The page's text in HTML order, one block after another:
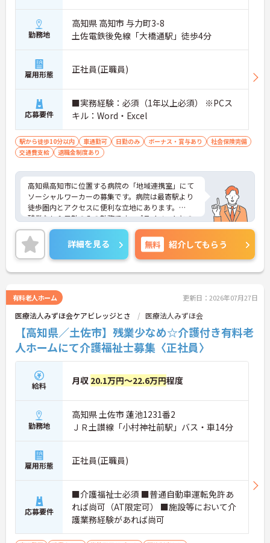
勤務地
高知県 高知市 与力町3-8
土佐電鉄後免線「大橋通駅」徒歩4分
雇用形態 正社員(正職員)
応募要件
■実務経験：必須（1年以上必須） ※PCス
キル：Word・Excel
駅から徒歩10分以内 車通勤可 日勤のみ ボーナス・賞与あり
社会保険完備
交通費支給
退職金制度あり
高知県高知市に位置する病院の「地域連携室」にて
ソーシャルワーカーの募集です。病院は最寄駅より
徒歩圏内とアクセスに便利な立地にあります。
残業なし＆日勤のみの勤務です。プライベートとの
メリハリのある働き方ができます。
ご興味のある方には、面接対策ポイントなど、さら
に詳細をご案内しますのでお気軽にご相談くださ
い！
詳細を見る 無料 紹介してもらう
有料老人ホーム 更新日：2026年07月27日
医療法人みずほ会ケアビレッジとさ 医療法人みずほ会
【高知県／土佐市】残業少なめ☆介護付き有料老
人ホームにて介護福祉士募集〈正社員〉
給料 月収 20.1万円～22.6万円程度
勤務地
高知県 土佐市 蓮池1231番2
ＪＲ土讃線「小村神社前駅」バス・車14分
雇用形態 正社員(正職員)
応募要件
■介護福祉士必須 ■普通自動車運転免許あ
れば尚可（AT限定可） ■施設等において介
護業務経験があれば尚可